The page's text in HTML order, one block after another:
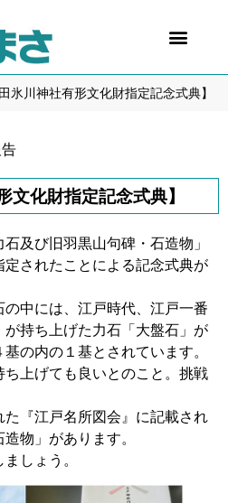
氷川神社有形文化財指定記念式典】
文化財指定記念式典】
及び旧羽黒山句碑・石造物」
されたことによる記念式典が
中には、江戸時代、江戸一番
持ち上げた力石「大盤石」が
の内の１基とされています。
上げても良いとのこと。挑戦
『江戸名所図会』に記載され
物」があります。
しょう。